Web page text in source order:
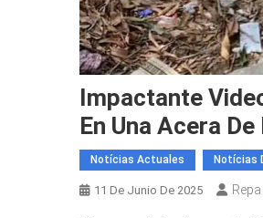
Impactante
En Una Acera
Notícias Actuales Notícias
11 De Junio De 2025